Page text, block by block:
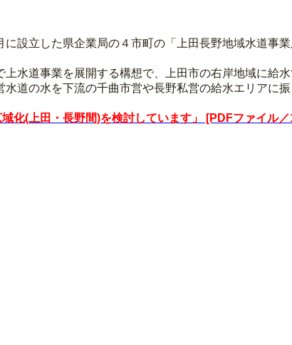
設立した県企業局の４市町の「上田長野地域水道事業
水道事業を展開する構想で、上田市の右岸地域に給
道の水を下流の千曲市営や長野私営の給水エリアに振
化(上田・長野間)を検討しています​」 [PDFファイル